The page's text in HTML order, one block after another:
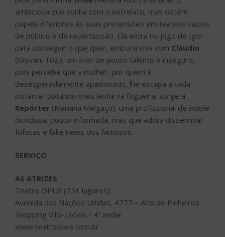
ambiciosa que sonha com o estrelato, mas obtém
papeis inferiores às suas pretensões em teatros vazios
de público e de repercussão. Ela entra no jogo de Igor
para conseguir o que quer, embora viva com Cláudio
(Giovani Tozi), um ator de pouco talento e inseguro,
pois percebe que a mulher, por quem é
desesperadamente apaixonado, lhe escapa a cada
instante. Botando mais lenha na fogueira, surge a
Repórter (Mariana Melgaço), uma profissional de índole
duvidosa, pouco informada, mas que adora disseminar
fofocas e fake news dos famosos.
SERVIÇO
AS ATRIZES
Teatro OPUS (751 lugares)
Avenida das Nações Unidas, 4777 – Alto de Pinheiros
Shopping Villa-Lobos / 4º andar
www.teatroopus.com.br